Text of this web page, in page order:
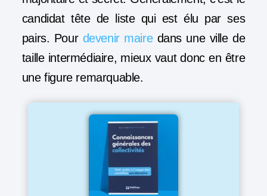
candidat tête de liste qui est élu par ses
pairs. Pour devenir mairedans une ville de
taille intermédiaire, mieux vaut donc en être
une figure remarquable.